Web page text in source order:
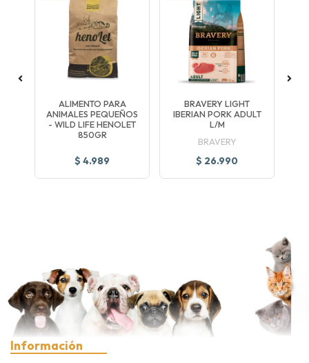
ALIMENTO PARA
ANIMALES PEQUEÑOS
- WILD LIFE HENOLET
850GR
$ 4.989
BRAVERY LIGHT
IBERIAN PORK ADULT
L/M
BRAVERY
$ 26.990
Información